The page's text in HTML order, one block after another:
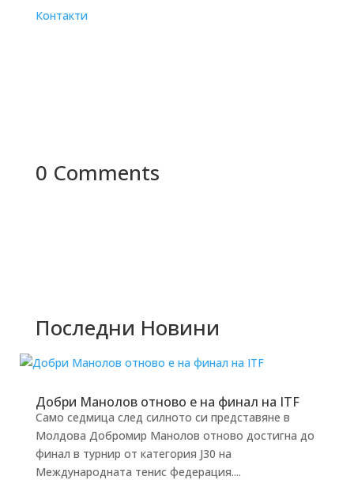
Контакти
0 Comments
Последни Новини
Добри Манолов отново е на финал на ITF
Само седмица след силното си представяне в
Молдова Добромир Манолов отново достигна до
финал в турнир от категория J30 на
Международната тенис федерация....